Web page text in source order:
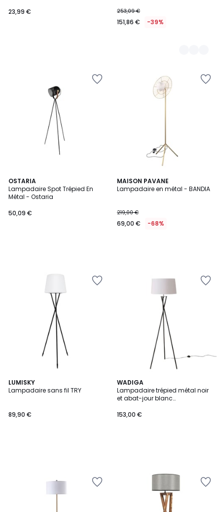
23,99 €
253,09 €
151,86 € -39%
OSTARIA
Lampadaire Spot Trépied En
Métal - Ostaria
50,09 €
MAISON PAVANE
Lampadaire en métal - BANDIA
219,00 €
69,00 € -68%
LUMISKY
Lampadaire sans fil TRY
89,90 €
WADIGA
Lampadaire trépied métal noir
et abat-jour blanc
153,00 €